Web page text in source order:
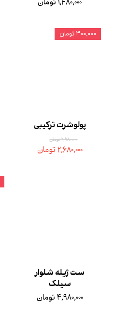
۱,۴۸۰,۰۰۰ تومان
پولوشرت ترکیبی
۲,۹۸۰,۰۰۰ تومان
۲,۶۸۰,۰۰۰ تومان
۳۰۰,۰۰۰ تومان
ست ژیله شلوار
سیلک
۴,۹۸۰,۰۰۰ تومان